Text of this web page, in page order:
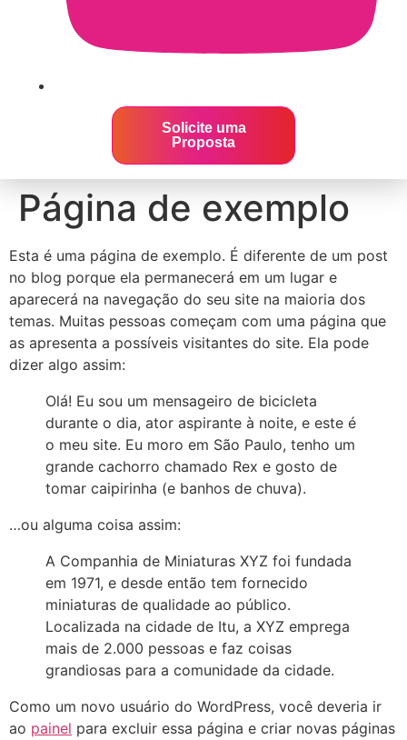
Solicite uma
Proposta
Página de exemplo
Esta é uma página de exemplo. É diferente de um post
no blog porque ela permanecerá em um lugar e
aparecerá na navegação do seu site na maioria dos
temas. Muitas pessoas começam com uma página que
as apresenta a possíveis visitantes do site. Ela pode
dizer algo assim:
Olá! Eu sou um mensageiro de bicicleta
durante o dia, ator aspirante à noite, e este é
o meu site. Eu moro em São Paulo, tenho um
grande cachorro chamado Rex e gosto de
tomar caipirinha (e banhos de chuva).
…ou alguma coisa assim:
A Companhia de Miniaturas XYZ foi fundada
em 1971, e desde então tem fornecido
miniaturas de qualidade ao público.
Localizada na cidade de Itu, a XYZ emprega
mais de 2.000 pessoas e faz coisas
grandiosas para a comunidade da cidade.
Como um novo usuário do WordPress, você deveria ir
ao painel para excluir essa página e criar novas páginas